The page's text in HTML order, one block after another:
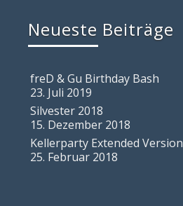
Neueste Beiträge
freD & Gu Birthday Bash
23. Juli 2019
Silvester 2018
15. Dezember 2018
Kellerparty Extended Version
25. Februar 2018